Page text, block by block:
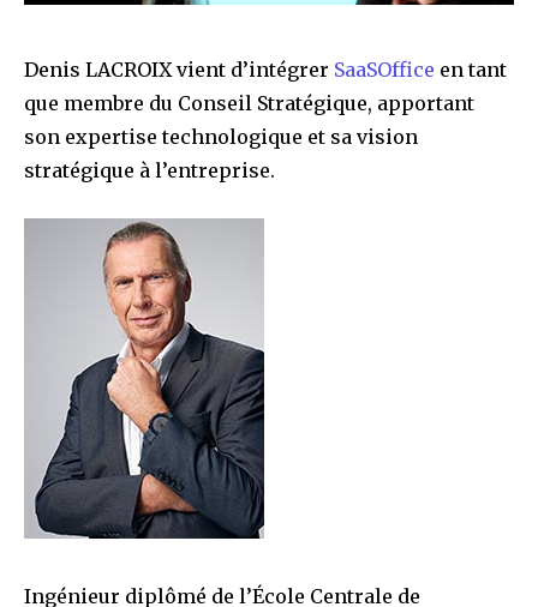
Denis LACROIX vient d’intégrer SaaSOffice en tant
que membre du Conseil Stratégique, apportant
son expertise technologique et sa vision
stratégique à l’entreprise.
Ingénieur diplômé de l’École Centrale de